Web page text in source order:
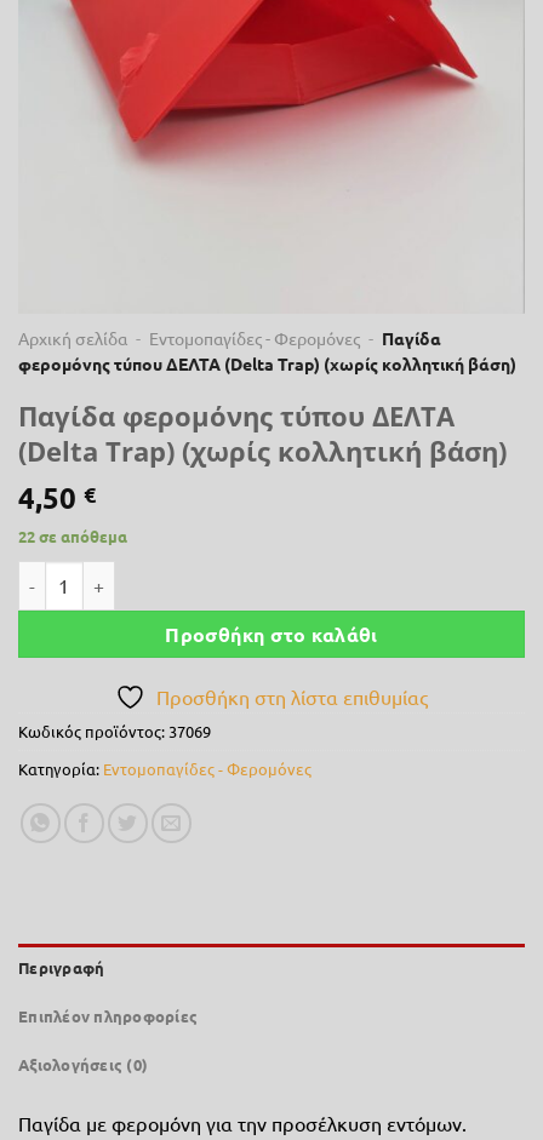
Αρχική σελίδα - Εντομοπαγίδες - Φερομόνες - Παγίδα
φερομόνης τύπου ΔΕΛΤΑ (Delta Trap) (χωρίς κολλητική βάση)
Παγίδα φερομόνης τύπου ΔΕΛΤΑ
(Delta Trap) (χωρίς κολλητική βάση)
4,50 €
22 σε απόθεμα
Προσθήκη στο καλάθι
Προσθήκη στη λίστα επιθυμίας
Κωδικός προϊόντος: 37069
Κατηγορία: Εντομοπαγίδες - Φερομόνες
Περιγραφή
Επιπλέον πληροφορίες
Αξιολογήσεις (0)
Παγίδα με φερομόνη για την προσέλκυση εντόμων.